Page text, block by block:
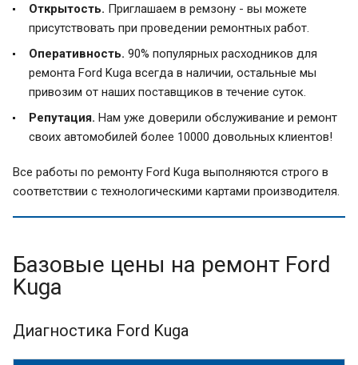
Открытость. Приглашаем в ремзону - вы можете
присутствовать при проведении ремонтных работ.
Оперативность. 90% популярных расходников для
ремонта Ford Kuga всегда в наличии, остальные мы
привозим от наших поставщиков в течение суток.
Репутация. Нам уже доверили обслуживание и ремонт
своих автомобилей более 10000 довольных клиентов!
Все работы по ремонту Ford Kuga выполняются строго в
соответствии с технологическими картами производителя.
Базовые цены на ремонт Ford
Kuga
Диагностика Ford Kuga